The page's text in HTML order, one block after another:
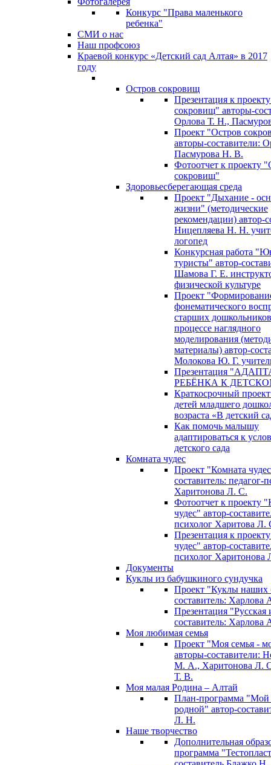
Конкурс "Права маленького
ребенка"
СМИ о нас
Наш профсоюз
Краевой конкурс «Детский сад Алтая» в 2017
году
Остров сокровищ
Презентация к
сокровищ" авторы-
Орлова Т. Н.,
Проект "Остров
авторы-составители:
Пасмурова Н. В.
Фотоотчет к проекту
сокровищ"
Здоровьесберегающая среда
Проект "Дыхание -
жизни" (методические
рекомендации) автор-
Ницепляева Н. Н.
логопед
Конкурсная работа
туристы" автор-
Шамова Г. Е.
физической культуре
Проект
фонематического
старших
процессе наглядного
моделирования
материалы) автор-
Молокова Ю. Г.
Презентация
РЕБЁНКА К
Краткосрочный
детей младшего
возраста «В детский
Как помочь малышу
адаптироваться к
детского сада
Комната чудес
Проект "Комната
составитель: педагог-
Харитонова Л. С.
Фотоотчет к проекту
чудес" автор-
психолог Харитова Л.
Презентация к
чудес" автор-
психолог Харитонова
Документы
Куклы из бабушкиного сундучка
Проект "Куклы наших
составитель:
Презентация "Русская
составитель:
Моя любимая семья
Проект "Моя семья -
авторы-составители:
М. А., Харитонова Л.
Т. В.
Моя малая Родина – Алтай
План-программа "Мой
родной" автор-
Л. Н.
Наше творчество
Дополнительная
программа